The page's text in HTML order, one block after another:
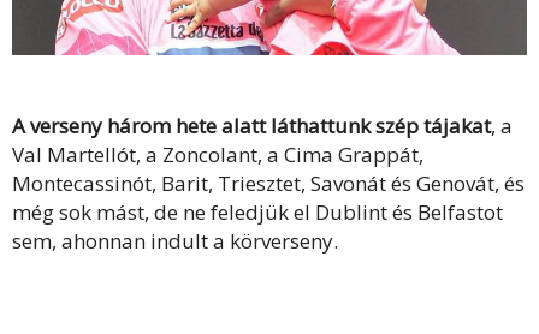
A verseny három hete alatt láthattunk szép tájakat, a
Val Martellót, a Zoncolant, a Cima Grappát,
Montecassinót, Barit, Triesztet, Savonát és Genovát, és
még sok mást, de ne feledjük el Dublint és Belfastot
sem, ahonnan indult a körverseny.